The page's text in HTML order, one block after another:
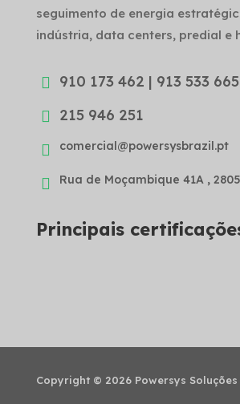
seguimento de energia
indústria, data centers, predial e
 910 173 462 | 913 533 665
 215 946 251
 comercial@powersysbrazil.pt
 Rua de Moçambique 41A ,
Principais
Copyright © 2026 Powersys Soluções